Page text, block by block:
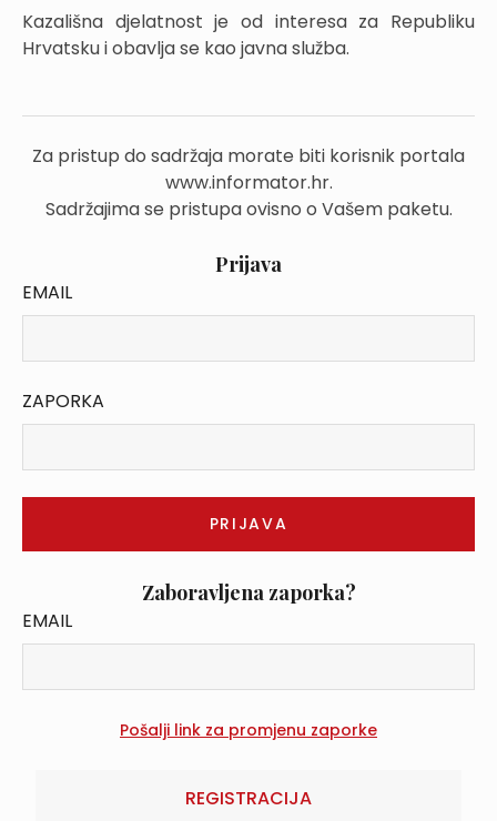
Kazališna djelatnost je od interesa za Republiku
Hrvatsku i obavlja se kao javna služba.
Za pristup do sadržaja morate biti korisnik portala
www.informator.hr.
Sadržajima se pristupa ovisno o Vašem paketu.
Prijava
EMAIL
ZAPORKA
Zaboravljena zaporka?
EMAIL
REGISTRACIJA